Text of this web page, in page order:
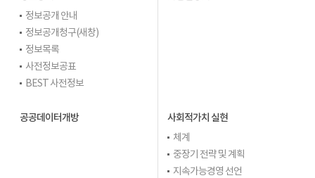
정보공개 안내
정보공개청구(새창)
정보목록
사전정보공표
BEST 사전정보
공공데이터개방 사회적가치 실현
체계
중장기 전략 및 계획
지속가능경영 선언